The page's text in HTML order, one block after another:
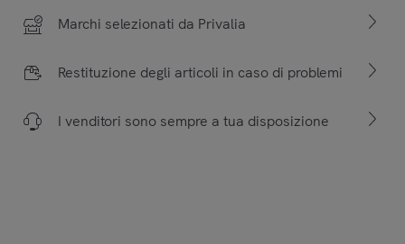
Marchi selezionati da Privalia
Restituzione degli articoli in caso di problemi
I venditori sono sempre a tua disposizione